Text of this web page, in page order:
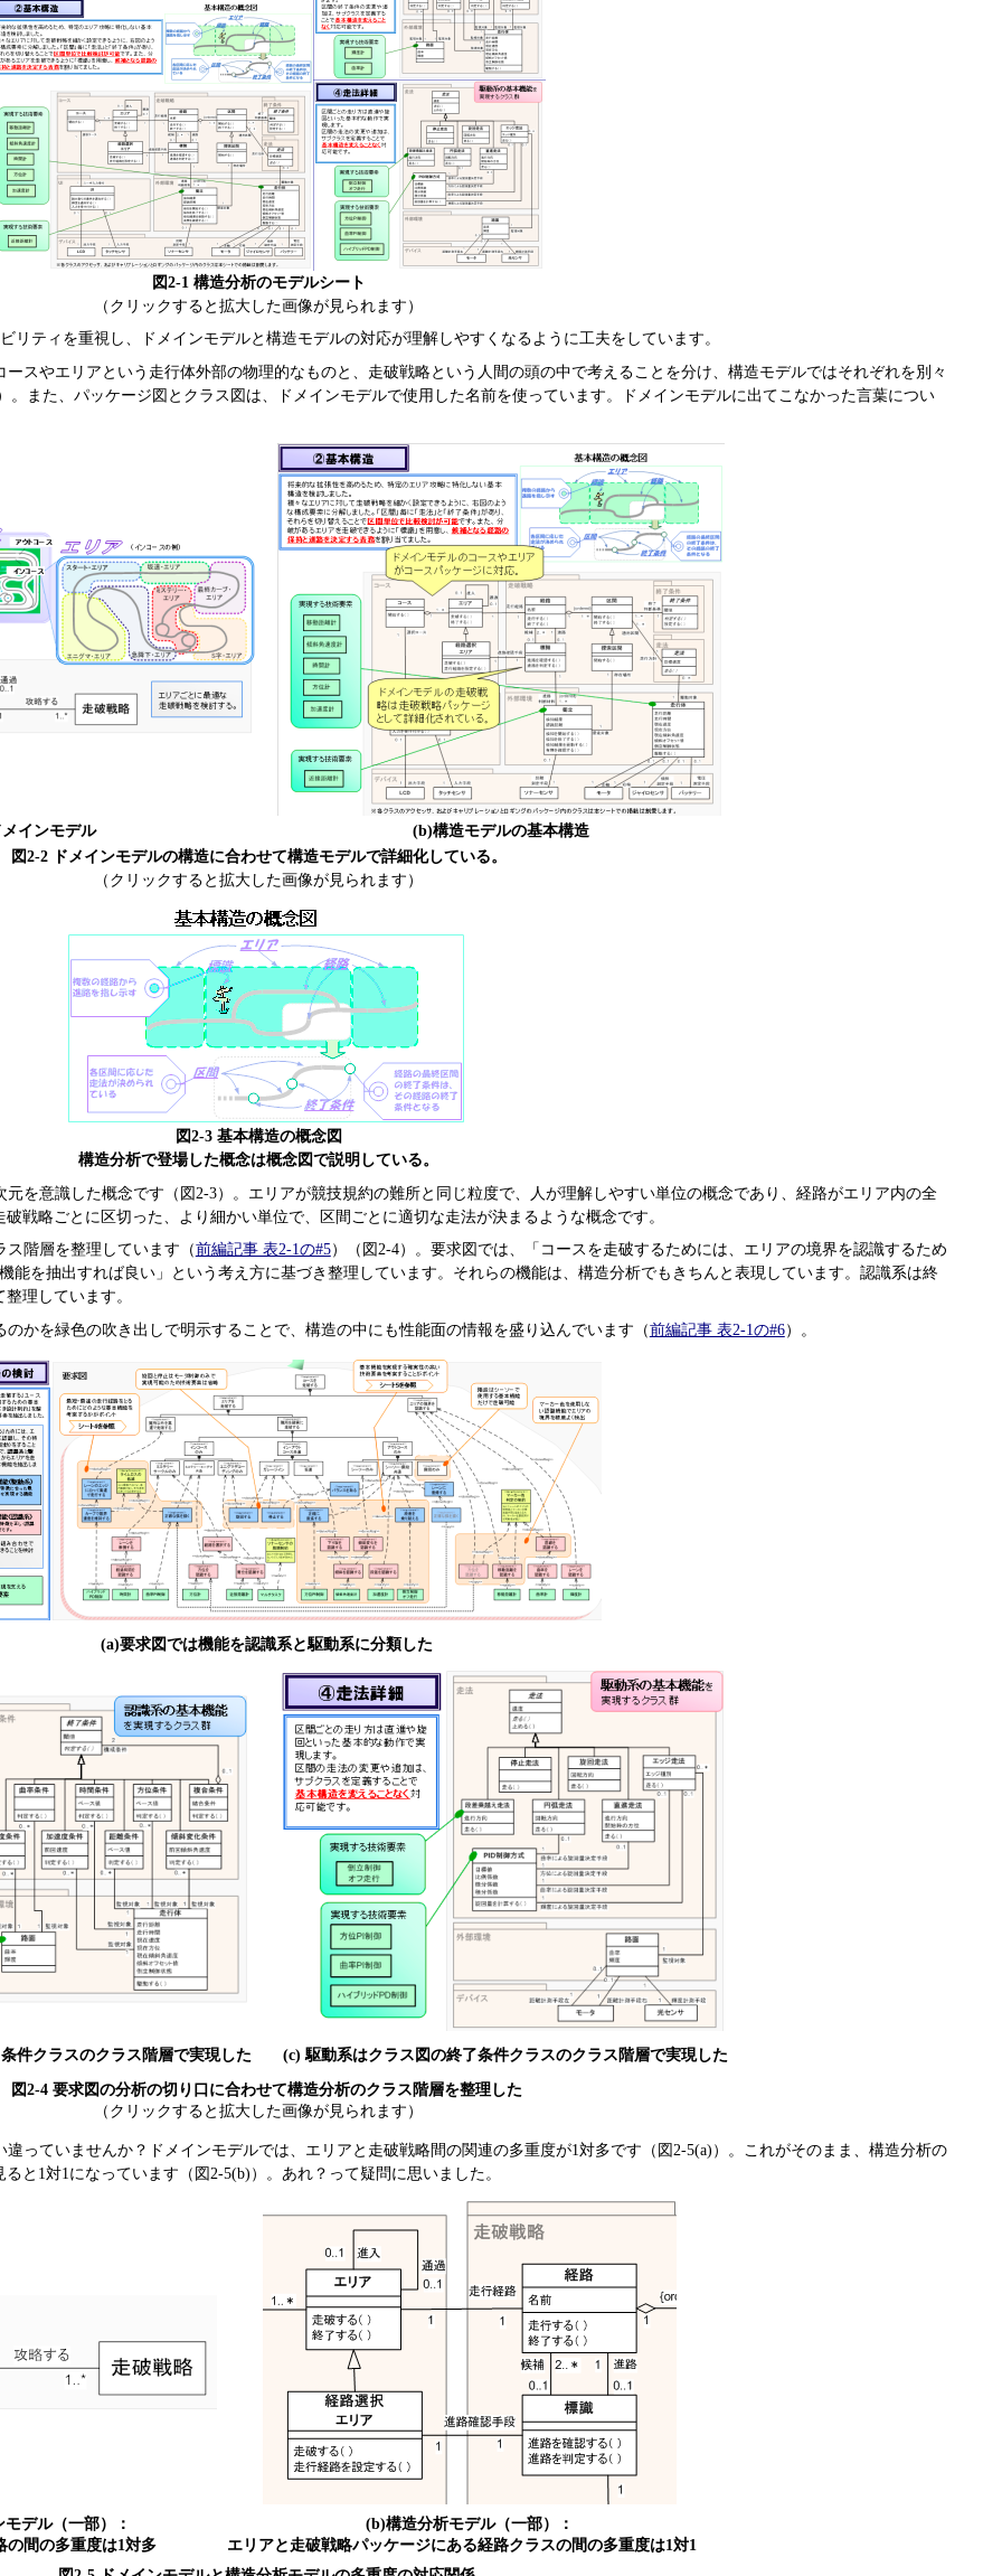
図2-1 構造分析のモデルシート
（クリックすると拡大した画像が見られます）
リティを重視し、ドメインモデルと構造モデルの対応が理解しやすくなるように工夫をしています。
スやエリアという走行体外部の物理的なものと、走破戦略という人間の頭の中で考えることを分け、構造モデルではそれぞれを別々
。また、パッケージ図とクラス図は、ドメインモデルで使用した名前を使っています。ドメインモデルに出てこなかった言葉につい
インモデル
(b)構造モデルの基本構造
図2-2 ドメインモデルの構造に合わせて構造モデルで詳細化している。
（クリックすると拡大した画像が見られます）
図2-3 基本構造の概念図
構造分析で登場した概念は概念図で説明している。
を意識した概念です（図2-3）。エリアが競技規約の難所と同じ粒度で、人が理解しやすい単位の概念であり、経路がエリア内の全
戦略ごとに区切った、より細かい単位で、区間ごとに適切な走法が決まるような概念です。
階層を整理しています（前編記事 表2-1の#5）（図2-4）。要求図では、「コースを走破するためには、エリアの境界を認識するため
能を抽出すれば良い」という考え方に基づき整理しています。それらの機能は、構造分析でもきちんと表現しています。認識系は終
理しています。
かを緑色の吹き出しで明示することで、構造の中にも性能面の情報を盛り込んでいます（前編記事 表2-1の#6）。
(a)要求図では機能を認識系と駆動系に分類した
件クラスのクラス階層で実現した
(c) 駆動系はクラス図の終了条件クラスのクラス階層で実現した
図2-4 要求図の分析の切り口に合わせて構造分析のクラス階層を整理した
（クリックすると拡大した画像が見られます）
っていませんか？ドメインモデルでは、エリアと走破戦略間の関連の多重度が1対多です（図2-5(a)）。これがそのまま、構造分析の
と1対1になっています（図2-5(b)）。あれ？って疑問に思いました。
デル（一部）：
の間の多重度は1対多
(b)構造分析モデル（一部）：
エリアと走破戦略パッケージにある経路クラスの間の多重度は1対1